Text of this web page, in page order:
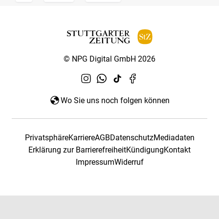
© NPG Digital GmbH 2026
Wo Sie uns noch folgen können
PrivatsphäreKarriereAGBDatenschutzMediadaten
Erklärung zur BarrierefreiheitKündigungKontakt
ImpressumWiderruf